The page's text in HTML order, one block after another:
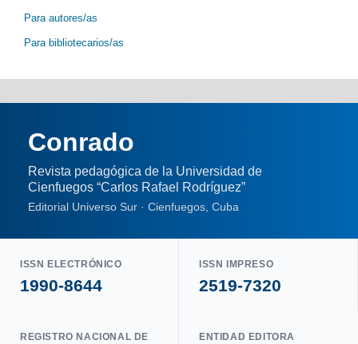
Para autores/as
Para bibliotecarios/as
Conrado
Revista pedagógica de la Universidad de
Cienfuegos “Carlos Rafael Rodríguez”
Editorial Universo Sur · Cienfuegos, Cuba
ISSN ELECTRÓNICO
1990-8644
ISSN IMPRESO
2519-7320
REGISTRO NACIONAL DE
ENTIDAD EDITORA